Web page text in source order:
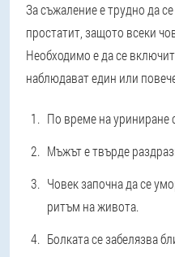
За съжаление е трудно да
простатит, защото всеки
Необходимо е да се
наблюдават един или
По време на уриниране
Мъжът е твърде
Човек започна да се
ритъм на живота.
Болката се забелязва